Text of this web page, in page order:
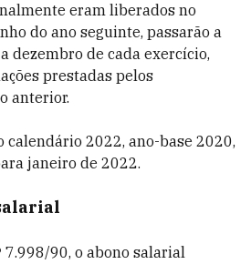
eram liberados no
do ano seguinte, passarão a
dezembro de cada exercício,
prestadas pelos
anterior.
calendário 2022, ano-base 2020,
janeiro de 2022.
90, o abono salarial